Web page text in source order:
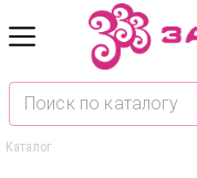
Каталог